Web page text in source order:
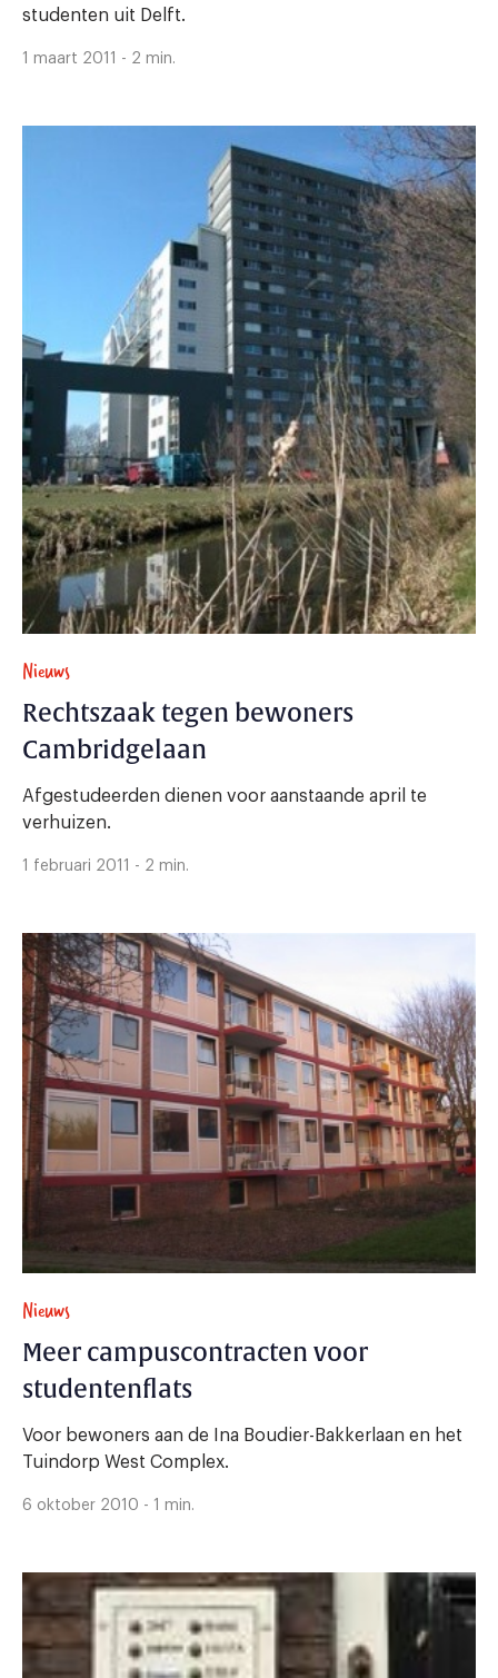
studenten uit Delft.
1 maart 2011 - 2 min.
Nieuws
Rechtszaak tegen bewoners
Cambridgelaan
Afgestudeerden dienen voor aanstaande april te
verhuizen.
1 februari 2011 - 2 min.
Nieuws
Meer campuscontracten voor
studentenflats
Voor bewoners aan de Ina Boudier-Bakkerlaan en het
Tuindorp West Complex.
6 oktober 2010 - 1 min.